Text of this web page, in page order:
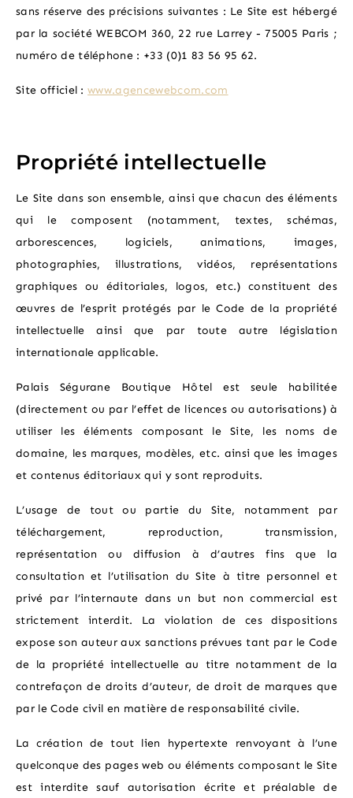
sans réserve des précisions suivantes : Le Site est hébergé
par la société WEBCOM 360, 22 rue Larrey - 75005 Paris ;
numéro de téléphone : +33 (0)1 83 56 95 62.
Site officiel :www.agencewebcom.com
Propriété intellectuelle
Le Site dans son ensemble, ainsi que chacun des éléments
qui le composent (notamment, textes, schémas,
arborescences, logiciels, animations, images,
photographies, illustrations, vidéos, représentations
graphiques ou éditoriales, logos, etc.) constituent des
œuvres de l’esprit protégés par le Code de la propriété
intellectuelle ainsi que par toute autre législation
internationale applicable.
Palais Ségurane Boutique Hôtel est seule habilitée
(directement ou par l’effet de licences ou autorisations) à
utiliser les éléments composant le Site, les noms de
domaine, les marques, modèles, etc. ainsi que les images
et contenus éditoriaux qui y sont reproduits.
L’usage de tout ou partie du Site, notamment par
téléchargement, reproduction, transmission,
représentation ou diffusion à d’autres fins que la
consultation et l’utilisation du Site à titre personnel et
privé par l’internaute dans un but non commercial est
strictement interdit. La violation de ces dispositions
expose son auteur aux sanctions prévues tant par le Code
de la propriété intellectuelle au titre notamment de la
contrefaçon de droits d’auteur, de droit de marques que
par le Code civil en matière de responsabilité civile.
La création de tout lien hypertexte renvoyant à l’une
quelconque des pages web ou éléments composant le Site
est interdite sauf autorisation écrite et préalable de